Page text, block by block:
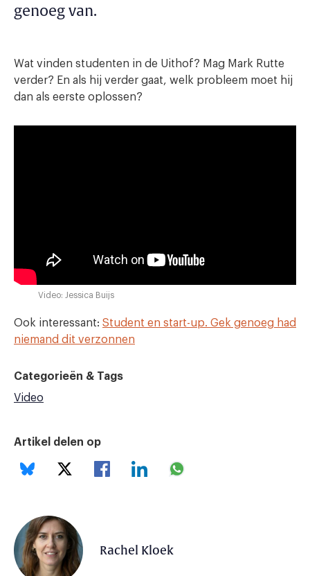
genoeg van.
Wat vinden studenten in de Uithof? Mag Mark Rutte
verder? En als hij verder gaat, welk probleem moet hij
dan als eerste oplossen?
Video: Jessica Buijs
Ook interessant: Student en start-up. Gek genoeg had
niemand dit verzonnen
Categorieën & Tags
Video
Artikel delen op
Rachel Kloek